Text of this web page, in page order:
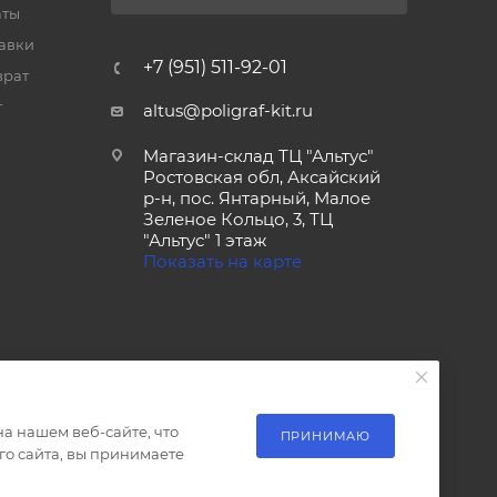
+7 (951) 511-92-01
altus@poligraf-kit.ru
Магазин-склад ТЦ "Альтус"
Ростовская обл, Аксайский
р-н, пос. Янтарный, Малое
Зеленое Кольцо, 3, ТЦ
"Альтус" 1 этаж
Показать на карте
нашем веб-сайте, что
сайта, вы принимаете
ПРИНИМАЮ